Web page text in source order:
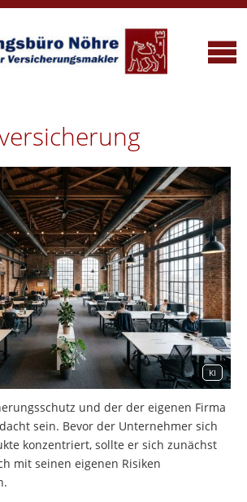
KI
und der der eigenen Firma
sein. Bevor der Unternehmer sich
konzentriert, sollte er sich zunächst
mit seinen eigenen Risiken